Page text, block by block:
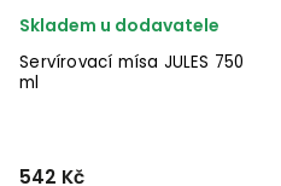
Servírovací mísa JULES 750
ml
Skladem u dodavatele
542 Kč